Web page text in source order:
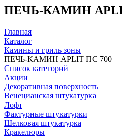
ПЕЧЬ-КАМИН
Главная
Каталог
Камины и гриль зоны
ПЕЧЬ-КАМИН APLIT ПС 700
Список категорий
Акции
Декоративная поверхность
Венецианская штукатурка
Лофт
Фактурные штукатурки
Шелковая штукатурка
Кракелюры